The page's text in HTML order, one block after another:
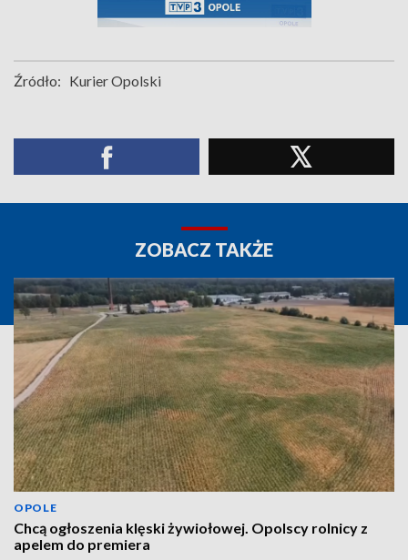
Źródło: Kurier Opolski
ZOBACZ TAKŻE
OPOLE
Chcą ogłoszenia klęski żywiołowej. Opolscy rolnicy z
apelem do premiera